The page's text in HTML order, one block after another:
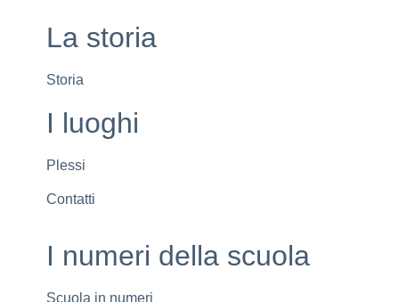
La storia
Storia
I luoghi
Plessi
Contatti
I numeri della scuola
Scuola in numeri